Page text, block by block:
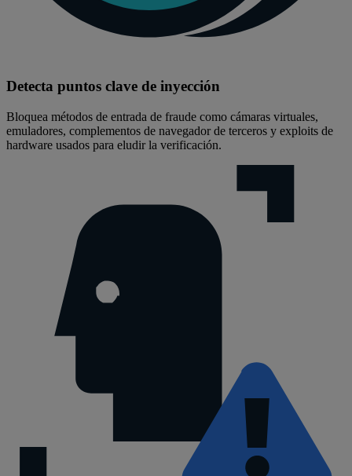
Detecta puntos clave de inyección
Bloquea métodos de entrada de fraude como cámaras virtuales,
emuladores, complementos de navegador de terceros y exploits de
hardware usados para eludir la verificación.